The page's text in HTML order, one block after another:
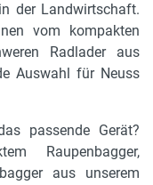
der Landwirtschaft.
vom kompakten
Radlader aus
Auswahl für Neuss
passende Gerät?
Raupenbagger,
aus unserem